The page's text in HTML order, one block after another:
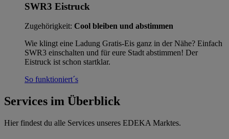
SWR3 Eistruck
Zugehörigkeit: Cool bleiben und abstimmen
Wie klingt eine Ladung Gratis-Eis ganz in der Nähe? Einfach
SWR3 einschalten und für eure Stadt abstimmen! Der
Eistruck ist schon startklar.
So funktioniert´s
Services im Überblick
Hier findest du alle Services unseres EDEKA Marktes.